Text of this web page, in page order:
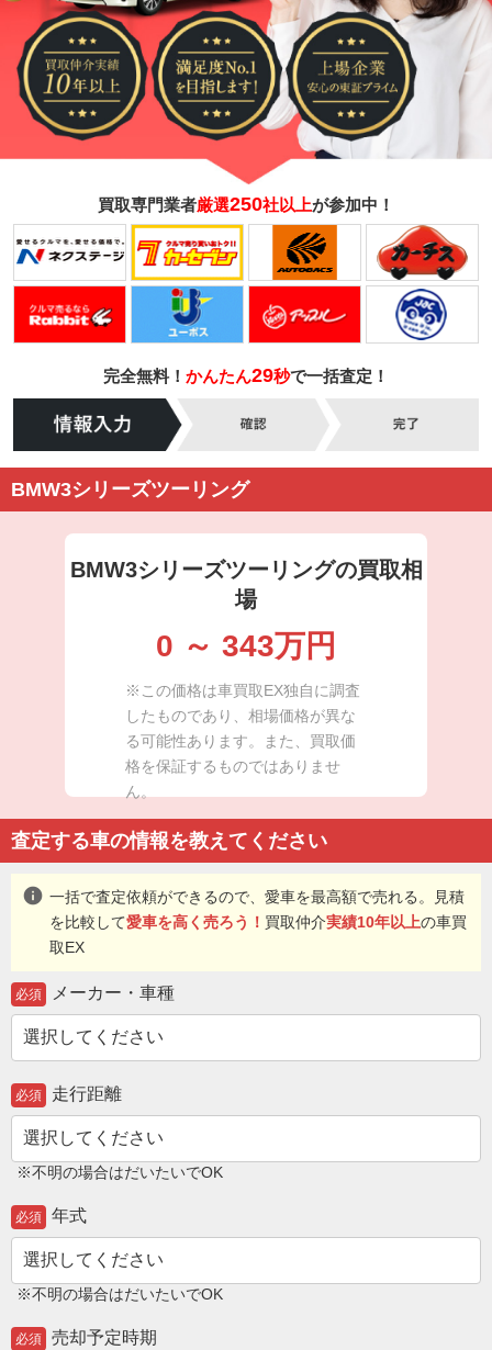
買取専門業者厳選250社以上が参加中！
完全無料！ かんたん29秒で一括査定！
BMW3シリーズツーリング
BMW3シリーズツーリングの買取相
場
0 ～ 343万円
※この価格は車買取EX独自に調査
したものであり、相場価格が異な
る可能性あります。また、買取価
格を保証するものではありませ
ん。
査定する車の情報を教えてください
info 一括で査定依頼ができるので、愛車を最高額で売れる。見積
を比較して愛車を高く売ろう！ 買取仲介実績10年以上の車買
取EX
必須 メーカー・車種
必須 走行距離
※不明の場合はだいたいでOK
必須 年式
※不明の場合はだいたいでOK
必須 売却予定時期